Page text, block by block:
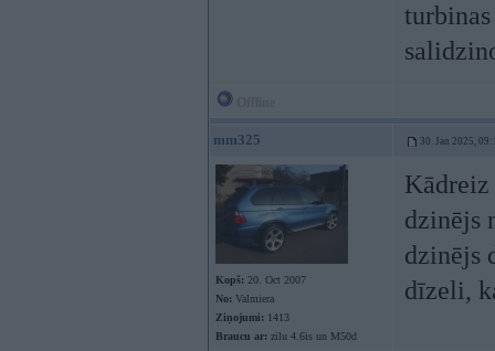
mm325 30. Jan 2025,
Kopš: 20. Oct 2007
No: Valmiera
Ziņojumi: 1413
Braucu ar: zilu 4.6is un M50d
Kādreiz
dzinējs
dzinējs
dīzeli,